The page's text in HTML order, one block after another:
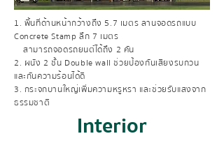
1. พื้นที่ด้านหน้ากว้างถึง 5.7 เมตร ลานจอดรถแบบ
Concrete Stamp ลึก 7 เมตร
สามารถจอดรถยนต์ได้ถึง 2 คัน
2. ผนัง 2 ชั้น Double wall ช่วยป้องกันเสียงรบกวน
และกันความร้อนได้ดี
3. กระจกบานใหญ่เพิ่มความหรูหรา และช่วยรับแสงจาก
ธรรมชาติ
Interior